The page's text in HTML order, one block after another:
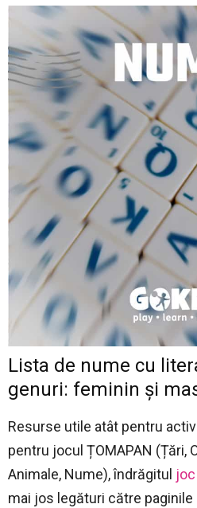
Lista de nume cu
genuri: feminin și
Resurse utile atât pentru
pentru jocul ȚOMAPAN (Țări,
Animale, Nume), îndrăgitul
mai jos legături către paginile